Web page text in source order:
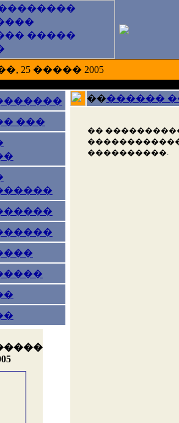
25 ����� 2005
���
��������
��
����������.